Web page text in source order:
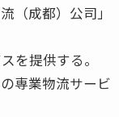
（成都）公司」
を提供する。
専業物流サービ